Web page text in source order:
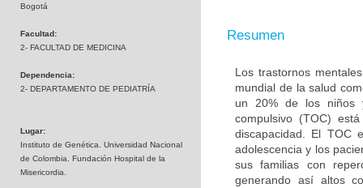
Bogotá
Facultad:
2- FACULTAD DE MEDICINA
Dependencia:
2- DEPARTAMENTO DE PEDIATRÍA
Lugar:
Instituto de Genética. Universidad Nacional
de Colombia. Fundación Hospital de la
Misericordia.
Resumen
Los trastornos
mundial de la salud
un 20% de los niños
compulsivo (TOC)
discapacidad. El TOC
adolescencia y los
sus familias con
generando así altos